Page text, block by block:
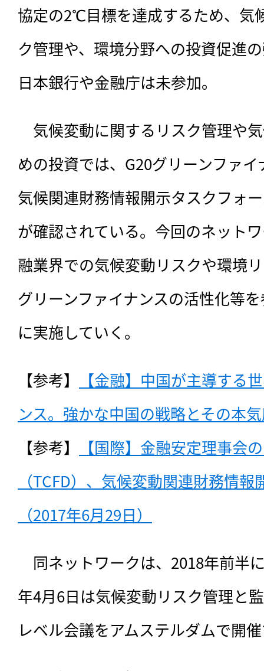
協定の2℃目標を達成するため、気
ク管理や、環境分野への投資促進
日本銀行や金融庁は未参加。
気候変動に関するリスク管理や
めの投資では、G20グリーンファ
気候関連財務情報開示タスクフォ
が確認されている。今回のネット
融業界での気候変動リスクや環境
グリーンファイナンスの活性化等
に実施していく。
【参考】
【金融】中国が主導する
ンス。強かな中国の戦略とその本
【参考】
【国際】金融安定理事会
（TCFD）、気候変動関連財務情
（2017年6月29日）
同ネットワークは、2018年前半
年4月6日は気候変動リスク管理と
レベル会議をアムステルダムで